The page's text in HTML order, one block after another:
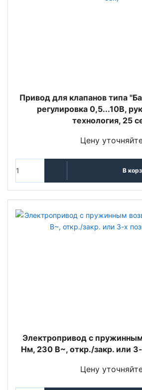
Привод для клапанов типа
регулировка 0,5...10В,
технология, 25
Цену
В
Электропривод с
Нм, 230 В~, откр./закр. или
Цену